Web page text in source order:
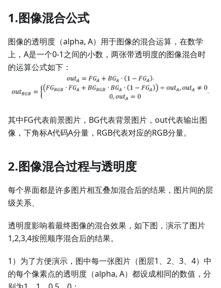
1.图像混合公式
图像的透明度（alpha, A）用于图像的混合运算，在数学
上，A是一个0-1之间的小数，两张带透明度的图像混合时
的运算公式如下：
其中FG代表前景图片，BG代表背景图片，out代表输出图
像，下角标A代码A分量，RGB代表对应的RGB分量。
2.图像混合过程与透明度
每个界面都是许多图片相互叠加混合后的结果，图片间的层
级关系、
透明度影响着最终图像的混合效果，如下图，演示了图片
1,2,3,4按照顺序混合后的结果。
1）为了方便演示，图中每一张图片（图层1、2、3、4）中
的每个像素点的透明度（alpha, A）都设成相同的数值，分